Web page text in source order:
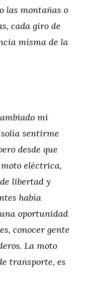
las montañas o
cada giro de
misma de la
mi
sentirme
desde que
eléctrica,
libertad y
había
oportunidad
conocer gente
La moto
transporte, es